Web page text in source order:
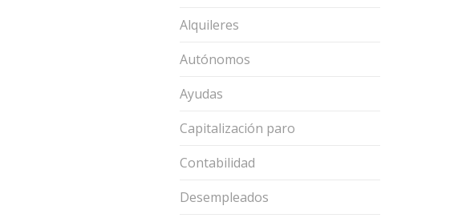
Alquileres
Autónomos
Ayudas
Capitalización paro
Contabilidad
Desempleados